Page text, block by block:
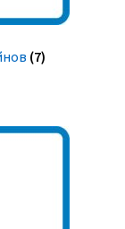
(7)